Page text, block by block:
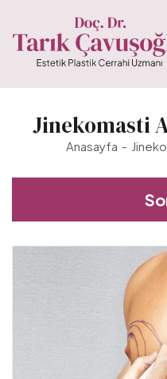
Jinekomasti
Anasayfa